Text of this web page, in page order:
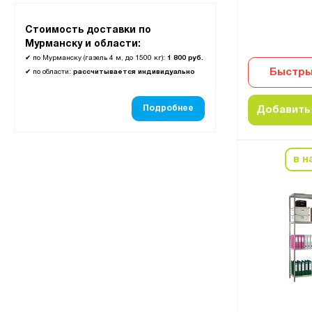
Стоимость доставки по
Мурманску и области:
✔ по Мурманску (газель 4 м, до 1500 кг): 1 800 руб.
✔ по области: рассчитывается индивидуально
Подробнее Добавить
в